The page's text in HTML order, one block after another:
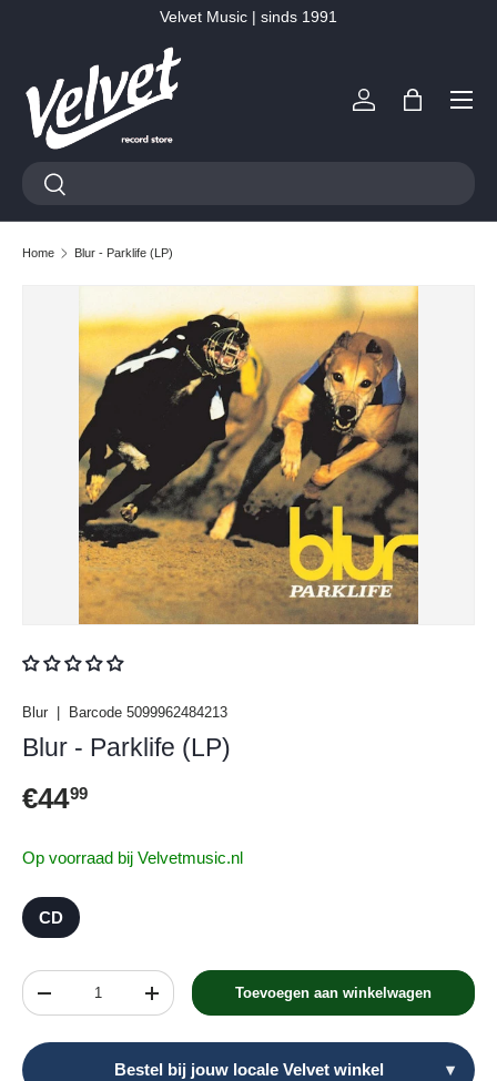
Velvet Music | sinds 1991
Zoeken
Zoeken
Inloggen
Tas
Menu
Home Blur - Parklife (LP)
Ga direct naar productinformatie
Blur Barcode 5099962484213
Blur - Parklife (LP)
Reguliere prijs
€4499
Op voorraad bij Velvetmusic.nl
CD
Aantal
Verlaag de hoeveelheidVerhoog de hoeveelheidToevoegen aan winkelwagen
Bestel bij jouw locale Velvet winkel ▾